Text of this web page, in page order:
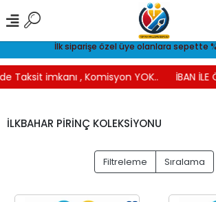
İlk siparişe özel üye olanlara sepette
imkanı , Komisyon YOK.. İBAN İLE
İLKBAHAR PİRİNÇ KOLEKSİYONU
Filtreleme Sıralama